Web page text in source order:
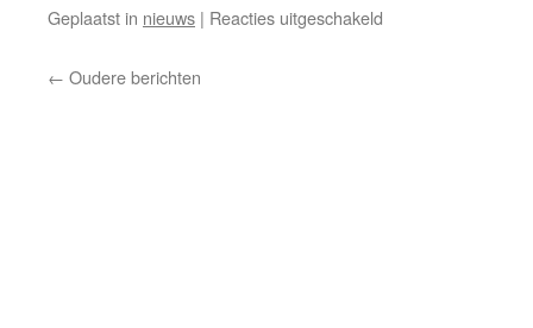
Geplaatst in nieuws | Reacties uitgeschakeld
← Oudere berichten